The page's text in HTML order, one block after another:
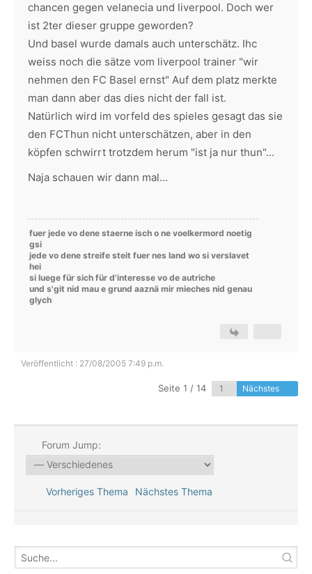
chancen gegen velanecia und liverpool. Doch wer
ist 2ter dieser gruppe geworden?
Und basel wurde damals auch unterschätz. Ihc
weiss noch die sätze vom liverpool trainer "wir
nehmen den FC Basel ernst" Auf dem platz merkte
man dann aber das dies nicht der fall ist.
Natürlich wird im vorfeld des spieles gesagt das sie
den FCThun nicht unterschätzen, aber in den
köpfen schwirrt trotzdem herum "ist ja nur thun"...
Naja schauen wir dann mal...
fuer jede vo dene staerne isch o ne voelkermord noetig
gsi
jede vo dene streife steit fuer nes land wo si verslavet
hei
si luege für sich für d'interesse vo de autriche
und s'git nid mau e grund aaznä mir mieches nid genau
glych
Veröffentlicht : 27/08/2005 7:49 p.m.
Seite 1 / 14 Nächstes
Forum Jump:
Vorheriges Thema Nächstes Thema